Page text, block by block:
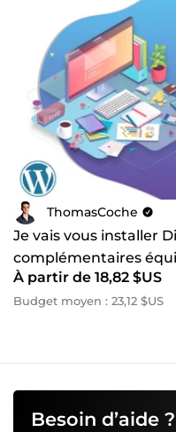
ThomasCoche
Je vais vous installer
complémentaires
À partir de 18,82 $US
Budget moyen : 23,12 $US
Besoin d’aide ?